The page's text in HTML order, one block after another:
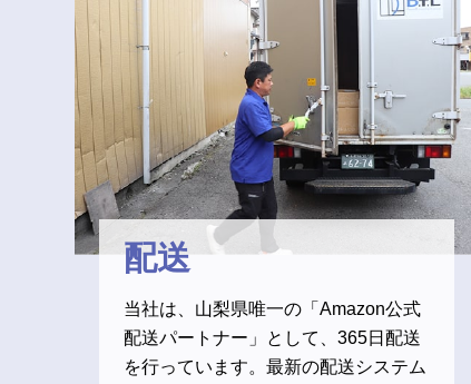
配送
当社は、山梨県唯一の「Amazon公式
配送パートナー」として、365日配送
を行っています。最新の配送システム